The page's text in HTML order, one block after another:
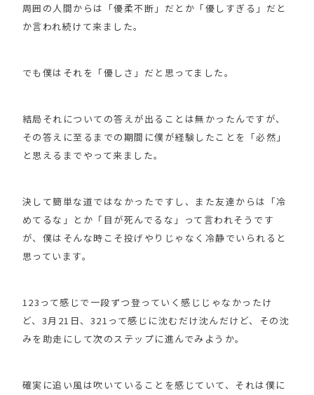
周囲の人間からは「優柔不断」だとか「優しすぎる」だと
か言われ続けて来ました。
でも僕はそれを「優しさ」だと思ってました。
結局それについての答えが出ることは無かったんですが、
その答えに至るまでの期間に僕が経験したことを「必然」
と思えるまでやって来ました。
決して簡単な道ではなかったですし、また友達からは「冷
めてるな」とか「目が死んでるな」って言われそうです
が、僕はそんな時こそ投げやりじゃなく冷静でいられると
思っています。
123って感じで一段ずつ登っていく感じじゃなかったけ
ど、3月21日、321って感じに沈むだけ沈んだけど、その沈
みを助走にして次のステップに進んでみようか。
確実に追い風は吹いていることを感じていて、それは僕に